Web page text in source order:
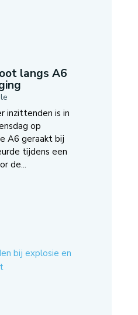
langs A6
inzittenden is in
op
A6 geraakt bij
tijdens een
de...